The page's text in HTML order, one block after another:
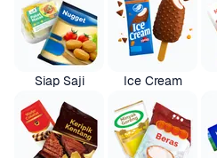
Siap Saji Ice Cream